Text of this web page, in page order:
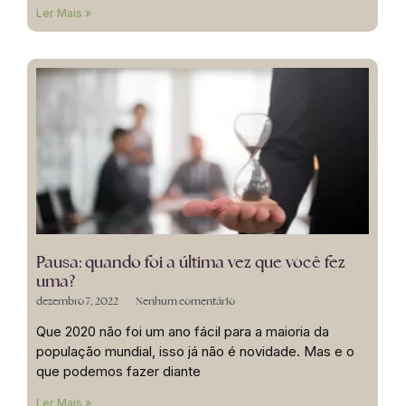
Ler Mais »
Pausa: quando foi a última vez que você fez
uma?
dezembro 7, 2022 Nenhum comentário
Que 2020 não foi um ano fácil para a maioria da
população mundial, isso já não é novidade. Mas e o
que podemos fazer diante
Ler Mais »